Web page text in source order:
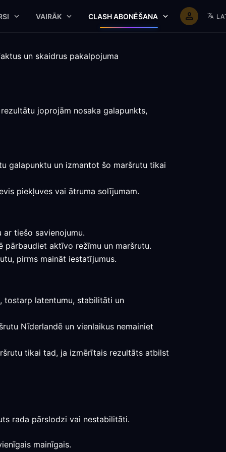
VAIRĀK CLASH ABONĒŠANA
un skaidrus pakalpojuma
joprojām nosaka galapunkts,
galapunktu un izmantot šo maršrutu tikai
piekļuves vai ātruma solījumam.
tiešo savienojumu.
pārbaudiet aktīvo režīmu un maršrutu.
pirms maināt iestatījumus.
tostarp latentumu, stabilitāti un
Nīderlandē un vienlaikus nemainiet
tikai tad, ja izmērītais rezultāts atbilst
rada pārslodzi vai nestabilitāti.
mainīgais.